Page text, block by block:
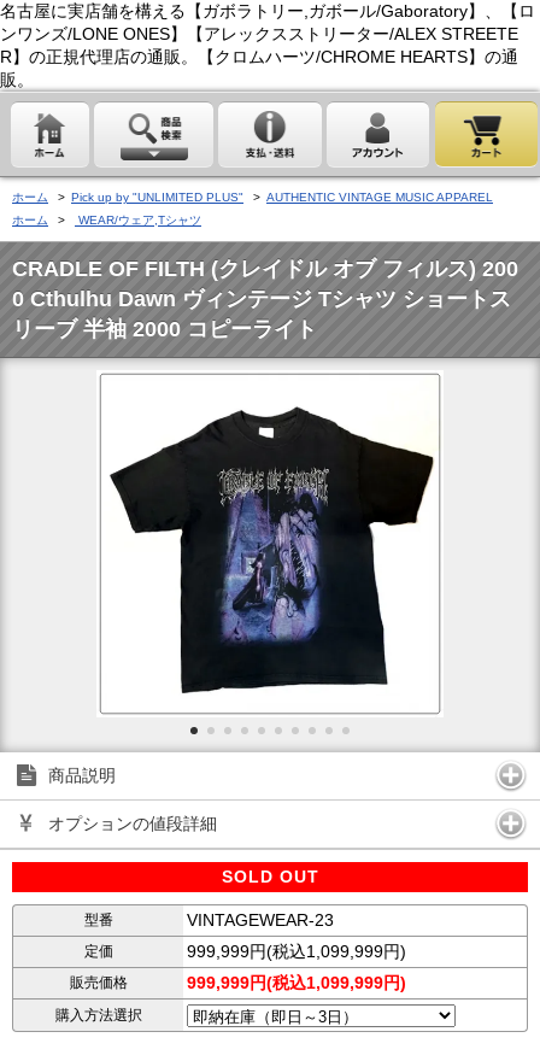
名古屋に実店舗を構える【ガボラトリー,ガボール/Gaboratory】、【ロ
ンワンズ/LONE ONES】【アレックスストリーター/ALEX STREETE
R】の正規代理店の通販。【クロムハーツ/CHROME HEARTS】の通
販。
ホーム > Pick up by "UNLIMITED PLUS" > AUTHENTIC VINTAGE MUSIC APPAREL
ホーム
> WEAR/ウェア,Tシャツ
CRADLE OF FILTH (クレイドル オブ フィルス) 200
0 Cthulhu Dawn ヴィンテージ Tシャツ ショートス
リーブ 半袖 2000 コピーライト
商品説明
オプションの値段詳細
SOLD OUT
型番 VINTAGEWEAR-23
定価 999,999円(税込1,099,999円)
販売価格 999,999円(税込1,099,999円)
購入方法選択